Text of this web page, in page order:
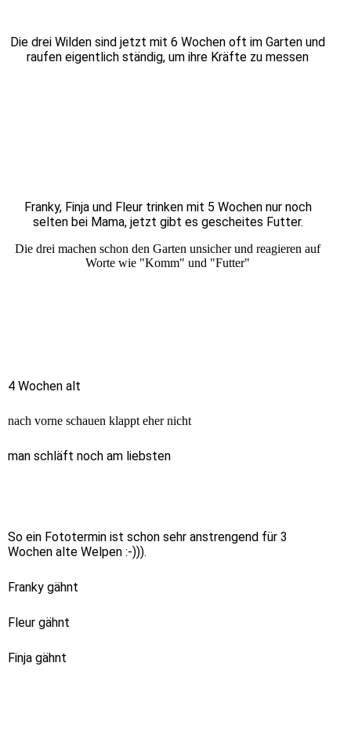
Die drei Wilden sind jetzt mit 6 Wochen oft im Garten und
raufen eigentlich ständig, um ihre Kräfte zu messen
Franky, Finja und Fleur trinken mit 5 Wochen nur noch
selten bei Mama, jetzt gibt es gescheites Futter.
Die drei machen schon den Garten unsicher und reagieren auf
Worte wie "Komm" und "Futter"
4 Wochen alt
nach vorne schauen klappt eher nicht
man schläft noch am liebsten
So ein Fototermin ist schon sehr anstrengend für 3
Wochen alte Welpen :-))).
Franky gähnt
Fleur gähnt
Finja gähnt